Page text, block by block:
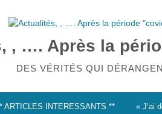
, …. Après la
DES VÉRITÉS QUI
ARTICLES INTERESSANTS ** « J’ai